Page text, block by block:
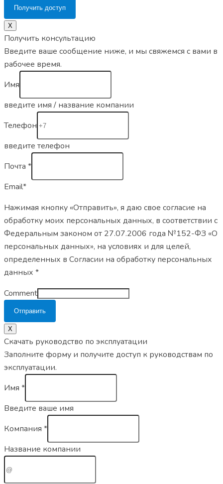
Получить доступ
Х
Получить консультацию
Введите ваше сообщение ниже, и мы свяжемся с вами в
рабочее время.
Имя
введите имя / название компании
Телефон
введите телефон
Почта *
Email*
Нажимая кнопку «Отправить», я даю свое согласие на
обработку моих персональных данных, в соответствии с
Федеральным законом от 27.07.2006 года №152-ФЗ «О
персональных данных», на условиях и для целей,
определенных в Согласии на обработку персональных
данных *
Comment
Отправить
X
Скачать руководство по эксплуатации
Заполните форму и получите доступ к руководствам по
эксплуатации.
Имя *
Введите ваше имя
Компания *
Название компании